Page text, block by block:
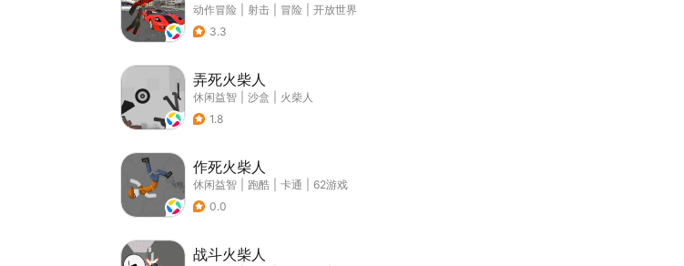
动作冒险 射击 冒险
开放世界
3.3
弄死火柴人
休闲益智 沙盒
火柴人
1.8
作死火柴人
休闲益智 跑酷 卡通
62游戏
0.0
战斗火柴人